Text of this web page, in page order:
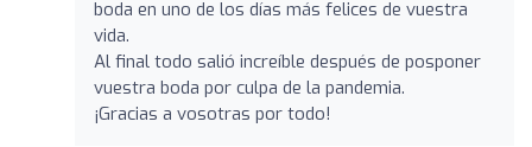
boda en uno de los días más felices de vuestra
vida.
Al final todo salió increíble después de posponer
vuestra boda por culpa de la pandemia.
¡Gracias a vosotras por todo!